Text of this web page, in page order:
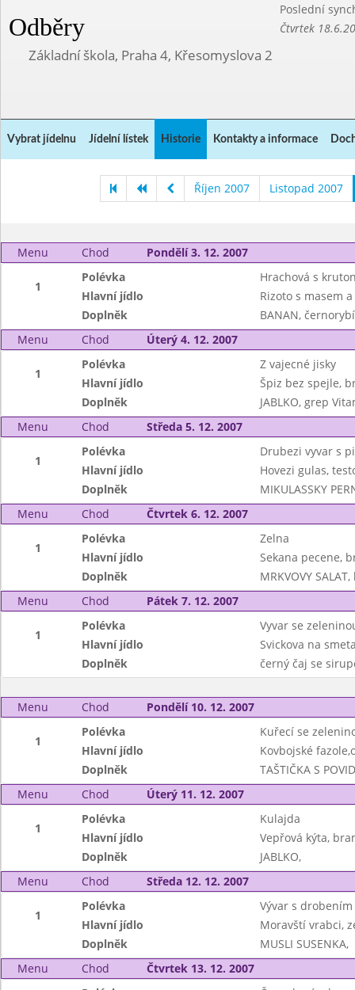
Odběry
Poslední
Čtvrtek
Základní škola, Praha 4, Křesomyslova 2
Vybrat jídelnu Jídelní lístek Historie Kontakty a informace
Říjen 2007 Listopad 2007
Menu Chod Pondělí 3. 12. 2007
1
Polévka
Hrachová s
Hlavní jídlo
Rizoto s masem
Doplněk
BANAN,
Menu
Chod Úterý 4. 12. 2007
1
Polévka
Z vajecné jisky
Hlavní jídlo
Špiz bez spejle,
Doplněk
JABLKO, grep
Menu
Chod Středa 5. 12. 2007
1
Polévka
Drubezi vyvar s
Hlavní jídlo
Hovezi gulas,
Doplněk
MIKULASSKY
Menu
Chod Čtvrtek 6. 12. 2007
1
Polévka
Zelna
Hlavní jídlo
Sekana pecene,
Doplněk
MRKVOVY
Menu
Chod Pátek 7. 12. 2007
1
Polévka
Vyvar se
Hlavní jídlo
Svickova na
Doplněk
černý čaj se
Menu Chod Pondělí 10. 12. 2007
1
Polévka
Kuřecí se
Hlavní jídlo
Kovbojské
Doplněk
TAŠTIČKA S
Menu
Chod Úterý 11. 12. 2007
1
Polévka
Kulajda
Hlavní jídlo
Vepřová kýta,
Doplněk
JABLKO,
Menu
Chod Středa 12. 12. 2007
1
Polévka
Vývar s
Hlavní jídlo
Moravští vrabci,
Doplněk
MUSLI SUSENKA,
Menu
Chod Čtvrtek 13. 12. 2007